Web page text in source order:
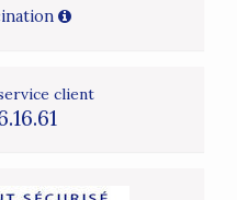
client